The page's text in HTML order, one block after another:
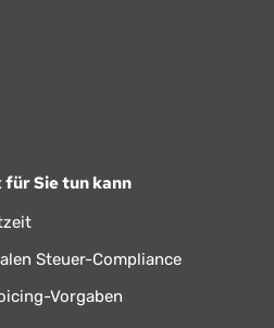
für Sie tun kann
Steuer-Compliance
Vorgaben